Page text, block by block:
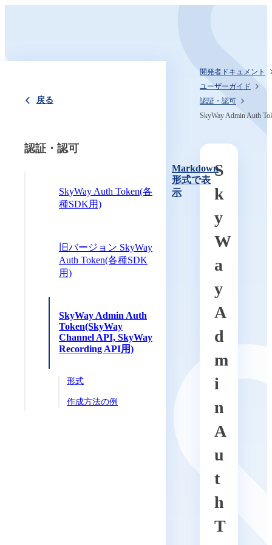
戻る
認証・認可
SkyWay Auth Token(各
種SDK用)
旧バージョン SkyWay
Auth Token(各種SDK
用)
SkyWay Admin Auth
Token(SkyWay
Channel API, SkyWay
Recording API用)
形式
作成方法の例
開発者ドキュメント
ユーザーガイド
認証・認可
SkyWay Admin Auth
Markdown
形式で表
示
S
k
y
W
a
y
A
d
m
i
n
A
u
t
h
T